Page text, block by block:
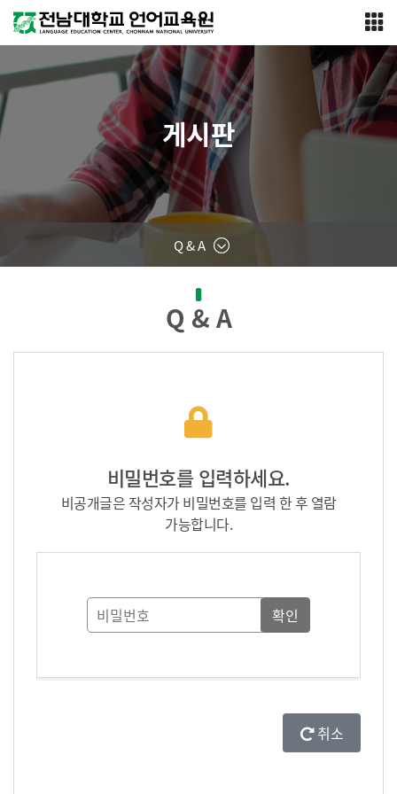
Q & A
게시판
Q & A
비밀번호를 입력하세요.
비공개글은 작성자가 비밀번호를 입력 한 후 열람
가능합니다.
취소